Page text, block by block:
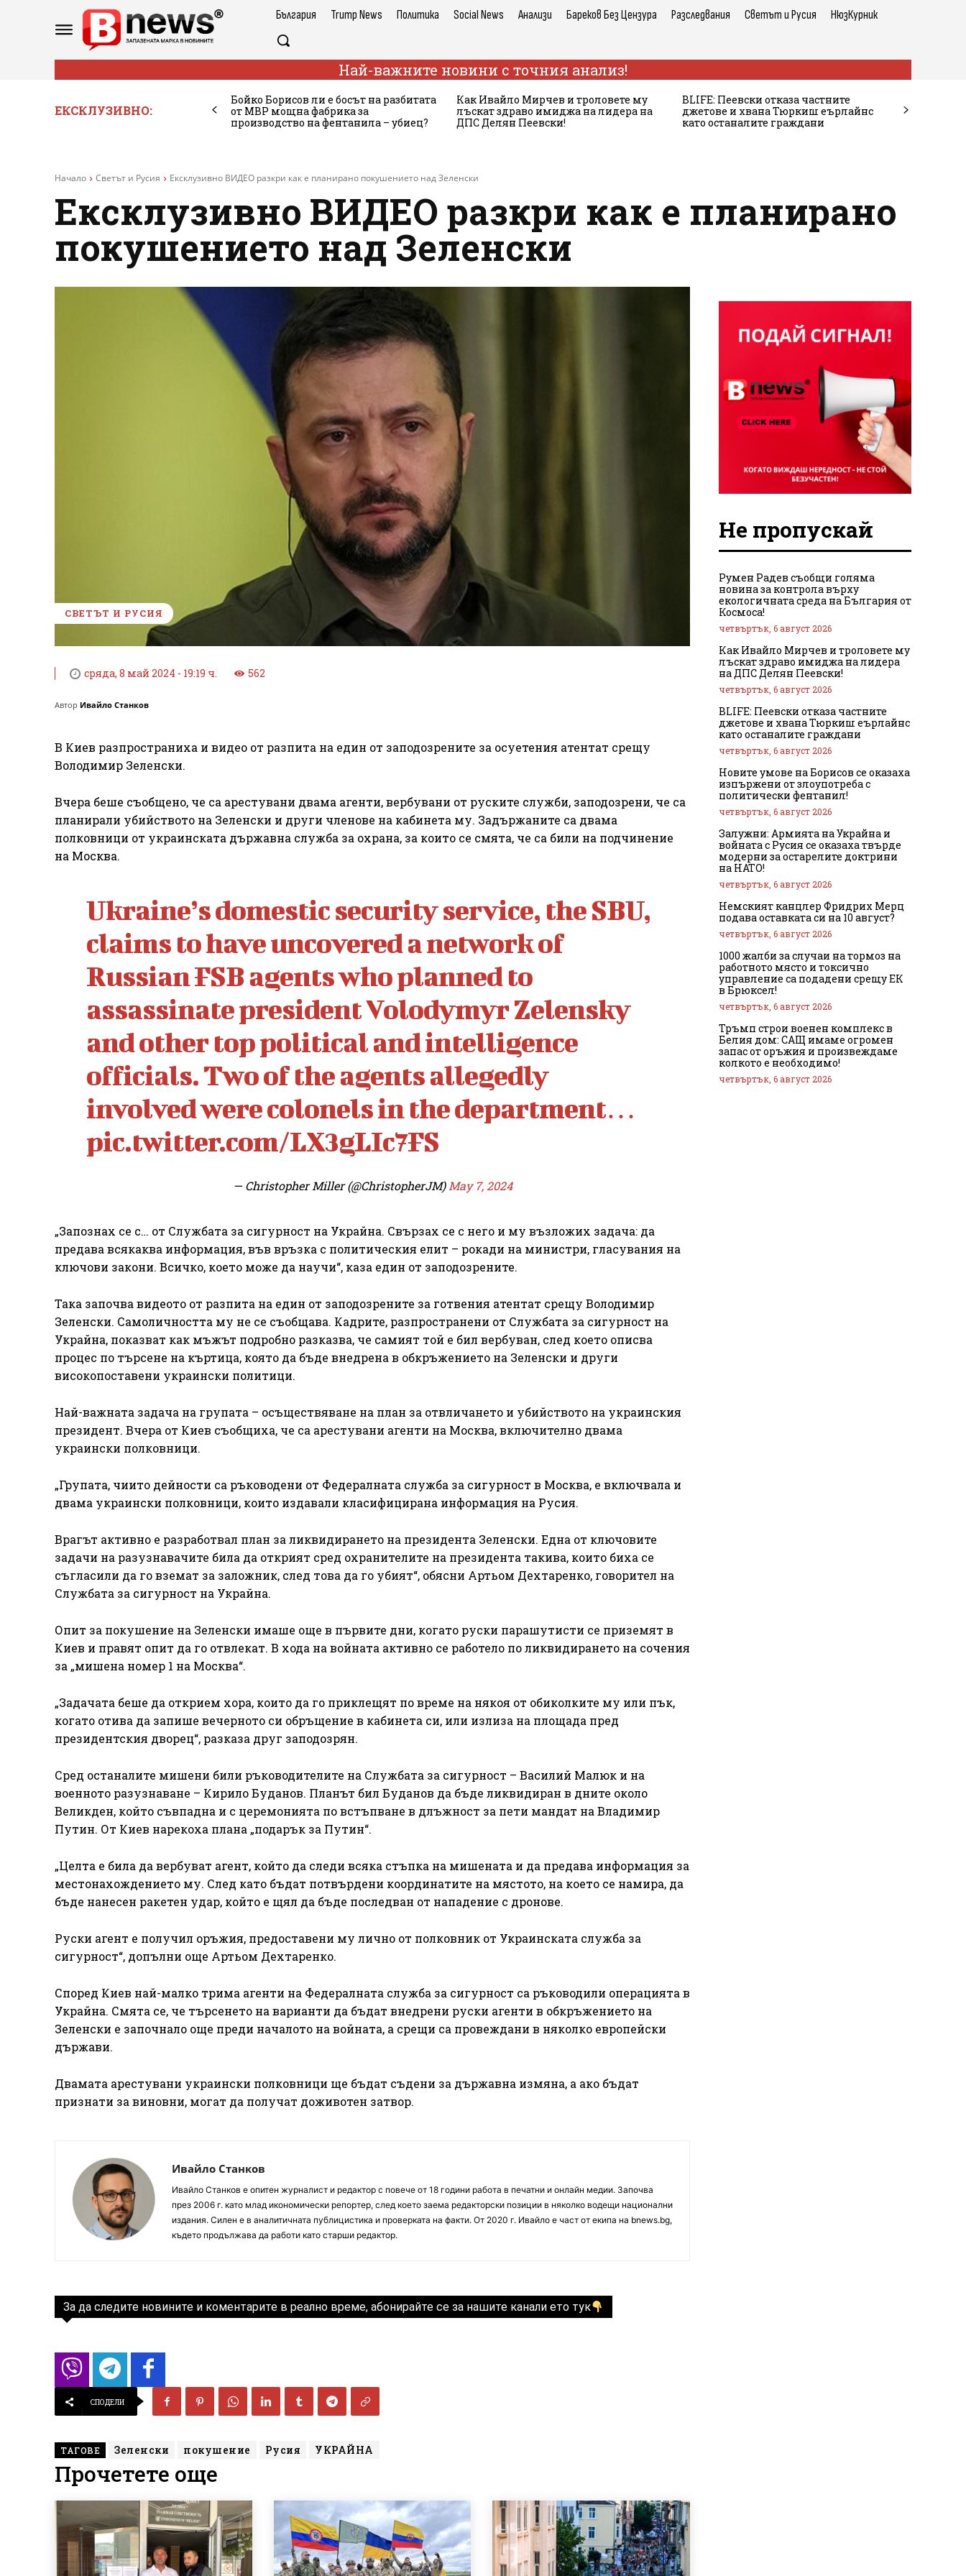
България Trump News Политика Social News Анализи Бареков Без Цензура Разследвания Светът и Русия НюзКурник
Най-важните новини с точния анализ!
ЕКСКЛУЗИВНО:
Бойко Борисов ли е босът на разбитата
от МВР мощна фабрика за
производство на фентанила – убиец?
Как Ивайло Мирчев и троловете му
лъскат здраво имиджа на лидера на
ДПС Делян Пеевски!
BLIFE: Пеевски отказа частните
джетове и хвана Тюркиш еърлайнс
като останалите граждани
Начало Светът и Русия Ексклузивно ВИДЕО разкри как е планирано покушението над Зеленски
Ексклузивно ВИДЕО разкри как е планирано
покушението над Зеленски
СВЕТЪТ И РУСИЯ
сряда, 8 май 2024 - 19:19 ч. 562
Автор Ивайло Станков
В Киев разпространиха и видео от разпита на един от заподозрените за осуетения атентат срещу
Володимир Зеленски.
Вчера беше съобщено, че са арестувани двама агенти, вербувани от руските служби, заподозрени, че са
планирали убийството на Зеленски и други членове на кабинета му. Задържаните са двама
полковници от украинската държавна служба за охрана, за които се смята, че са били на подчинение
на Москва.
Ukraine’s domestic security service, the SBU,
claims to have uncovered a network of
Russian FSB agents who planned to
assassinate president Volodymyr Zelensky
and other top political and intelligence
officials. Two of the agents allegedly
involved were colonels in the department…
pic.twitter.com/LX3gLIc7FS
— Christopher Miller (@ChristopherJM) May 7, 2024
„Запознах се с… от Службата за сигурност на Украйна. Свързах се с него и му възложих задача: да
предава всякаква информация, във връзка с политическия елит – рокади на министри, гласувания на
ключови закони. Всичко, което може да научи“, каза един от заподозрените.
Така започва видеото от разпита на един от заподозрените за готвения атентат срещу Володимир
Зеленски. Самоличността му не се съобщава. Кадрите, разпространени от Службата за сигурност на
Украйна, показват как мъжът подробно разказва, че самият той е бил вербуван, след което описва
процес по търсене на къртица, която да бъде внедрена в обкръжението на Зеленски и други
високопоставени украински политици.
Най-важната задача на групата – осъществяване на план за отвличането и убийството на украинския
президент. Вчера от Киев съобщиха, че са арестувани агенти на Москва, включително двама
украински полковници.
„Групата, чиито дейности са ръководени от Федералната служба за сигурност в Москва, е включвала и
двама украински полковници, които издавали класифицирана информация на Русия.
Врагът активно е разработвал план за ликвидирането на президента Зеленски. Една от ключовите
задачи на разузнавачите била да открият сред охранителите на президента такива, които биха се
съгласили да го вземат за заложник, след това да го убият“, обясни Артьом Дехтаренко, говорител на
Службата за сигурност на Украйна.
Опит за покушение на Зеленски имаше още в първите дни, когато руски парашутисти се приземят в
Киев и правят опит да го отвлекат. В хода на войната активно се работело по ликвидирането на сочения
за „мишена номер 1 на Москва“.
„Задачата беше да открием хора, които да го приклещят по време на някоя от обиколките му или пък,
когато отива да запише вечерното си обръщение в кабинета си, или излиза на площада пред
президентския дворец“, разказа друг заподозрян.
Сред останалите мишени били ръководителите на Службата за сигурност – Василий Малюк и на
военното разузнаване – Кирило Буданов. Планът бил Буданов да бъде ликвидиран в дните около
Великден, който съвпадна и с церемонията по встъпване в длъжност за пети мандат на Владимир
Путин. От Киев нарекоха плана „подарък за Путин“.
„Целта е била да вербуват агент, който да следи всяка стъпка на мишената и да предава информация за
местонахождението му. След като бъдат потвърдени координатите на мястото, на което се намира, да
бъде нанесен ракетен удар, който е щял да бъде последван от нападение с дронове.
Руски агент е получил оръжия, предоставени му лично от полковник от Украинската служба за
сигурност“, допълни още Артьом Дехтаренко.
Според Киев най-малко трима агенти на Федералната служба за сигурност са ръководили операцията в
Украйна. Смята се, че търсенето на варианти да бъдат внедрени руски агенти в обкръжението на
Зеленски е започнало още преди началото на войната, а срещи са провеждани в няколко европейски
държави.
Двамата арестувани украински полковници ще бъдат съдени за държавна измяна, а ако бъдат
признати за виновни, могат да получат доживотен затвор.
Ивайло Станков
Ивайло Станков е опитен журналист и редактор с повече от 18 години работа в печатни и онлайн медии. Започва
през 2006 г. като млад икономически репортер, след което заема редакторски позиции в няколко водещи национални
издания. Силен е в аналитичната публицистика и проверката на факти. От 2020 г. Ивайло е част от екипа на bnews.bg,
където продължава да работи като старши редактор.
За да следите новините и коментарите в реално време, абонирайте се за нашите канали ето тук
СПОДЕЛИ
ТАГОВЕ Зеленски покушение Русия УКРАЙНА
Прочетете още
Не пропускай
Румен Радев съобщи голяма
новина за контрола върху
екологичната среда на България от
Космоса!
четвъртък, 6 август 2026
Как Ивайло Мирчев и троловете му
лъскат здраво имиджа на лидера
на ДПС Делян Пеевски!
четвъртък, 6 август 2026
BLIFE: Пеевски отказа частните
джетове и хвана Тюркиш еърлайнс
като останалите граждани
четвъртък, 6 август 2026
Новите умове на Борисов се оказаха
изпържени от злоупотреба с
политически фентанил!
четвъртък, 6 август 2026
Залужни: Армията на Украйна и
войната с Русия се оказаха твърде
модерни за остарелите доктрини
на НАТО!
четвъртък, 6 август 2026
Немският канцлер Фридрих Мерц
подава оставката си на 10 август?
четвъртък, 6 август 2026
1000 жалби за случаи на тормоз на
работното място и токсично
управление са подадени срещу ЕК
в Брюксел!
четвъртък, 6 август 2026
Тръмп строи военен комплекс в
Белия дом: САЩ имаме огромен
запас от оръжия и произвеждаме
колкото е необходимо!
четвъртък, 6 август 2026